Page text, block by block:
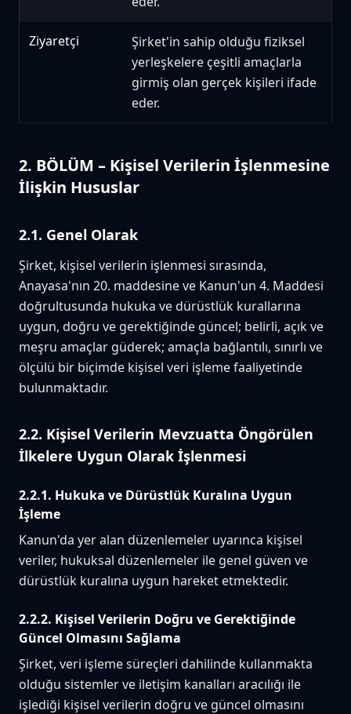
Ziyaretçi
Şirket'in sahip olduğu fiziksel
yerleşkelere çeşitli amaçlarla
girmiş olan gerçek kişileri ifade
eder.
2. BÖLÜM – Kişisel Verilerin İşlenmesine
İlişkin Hususlar
2.1. Genel Olarak
Şirket, kişisel verilerin işlenmesi sırasında,
Anayasa'nın 20. maddesine ve Kanun'un 4. Maddesi
doğrultusunda hukuka ve dürüstlük kurallarına
uygun, doğru ve gerektiğinde güncel; belirli, açık ve
meşru amaçlar güderek; amaçla bağlantılı, sınırlı ve
ölçülü bir biçimde kişisel veri işleme faaliyetinde
bulunmaktadır.
2.2. Kişisel Verilerin Mevzuatta Öngörülen
İlkelere Uygun Olarak İşlenmesi
2.2.1. Hukuka ve Dürüstlük Kuralına Uygun
İşleme
Kanun'da yer alan düzenlemeler uyarınca kişisel
veriler, hukuksal düzenlemeler ile genel güven ve
dürüstlük kuralına uygun hareket etmektedir.
2.2.2. Kişisel Verilerin Doğru ve Gerektiğinde
Güncel Olmasını Sağlama
Şirket, veri işleme süreçleri dahilinde kullanmakta
olduğu sistemler ve iletişim kanalları aracılığı ile
işlediği kişisel verilerin doğru ve güncel olmasını